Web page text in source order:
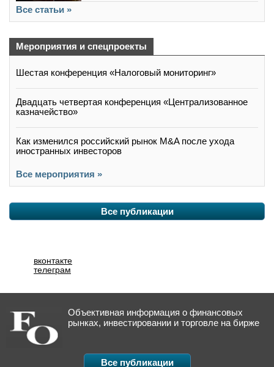
Все статьи »
Мероприятия и спецпроекты
Шестая конференция «Налоговый мониторинг»
Двадцать четвертая конференция «Централизованное
казначейство»
Как изменился российский рынок M&A после ухода
иностранных инвесторов
Все мероприятия »
Все публикации
вконтакте
телеграм
Объективная информация о финансовых
рынках, инвестировании и торговле на бирже
Все публикации